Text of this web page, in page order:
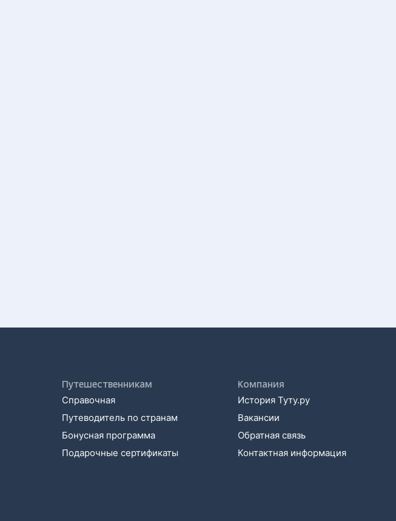
Путешественникам
Справочная
Путеводитель по странам
Бонусная программа
Подарочные сертификаты
Компания
История Туту.ру
Вакансии
Обратная связь
Контактная информация